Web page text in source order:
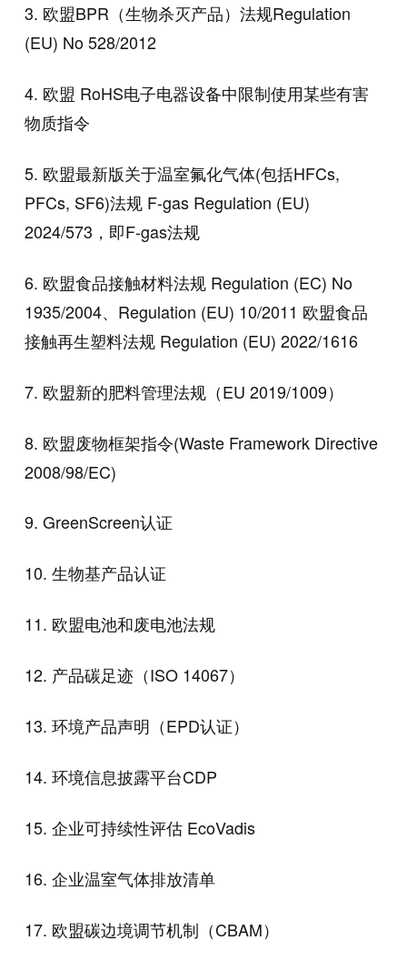
3. 欧盟BPR（生物杀灭产品）法规Regulation
(EU) No 528/2012
4. 欧盟 RoHS电子电器设备中限制使用某些有害
物质指令
5. 欧盟最新版关于温室氟化气体(包括HFCs,
PFCs, SF6)法规 F-gas Regulation (EU)
2024/573，即F-gas法规
6. 欧盟食品接触材料法规 Regulation (EC) No
1935/2004、Regulation (EU) 10/2011 欧盟食品
接触再生塑料法规 Regulation (EU) 2022/1616
7. 欧盟新的肥料管理法规（EU 2019/1009）
8. 欧盟废物框架指令(Waste Framework Directive
2008/98/EC)
9. GreenScreen认证
10. 生物基产品认证
11. 欧盟电池和废电池法规
12. 产品碳足迹（ISO 14067）
13. 环境产品声明（EPD认证）
14. 环境信息披露平台CDP
15. 企业可持续性评估 EcoVadis
16. 企业温室气体排放清单
17. 欧盟碳边境调节机制（CBAM）